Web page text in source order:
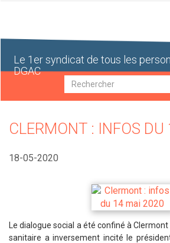
Le 1er syndicat de tous les
DGAC
Recherche
CLERMONT : INFOS
18-05-2020
Le dialogue social a été confiné à
sanitaire a inversement incité le